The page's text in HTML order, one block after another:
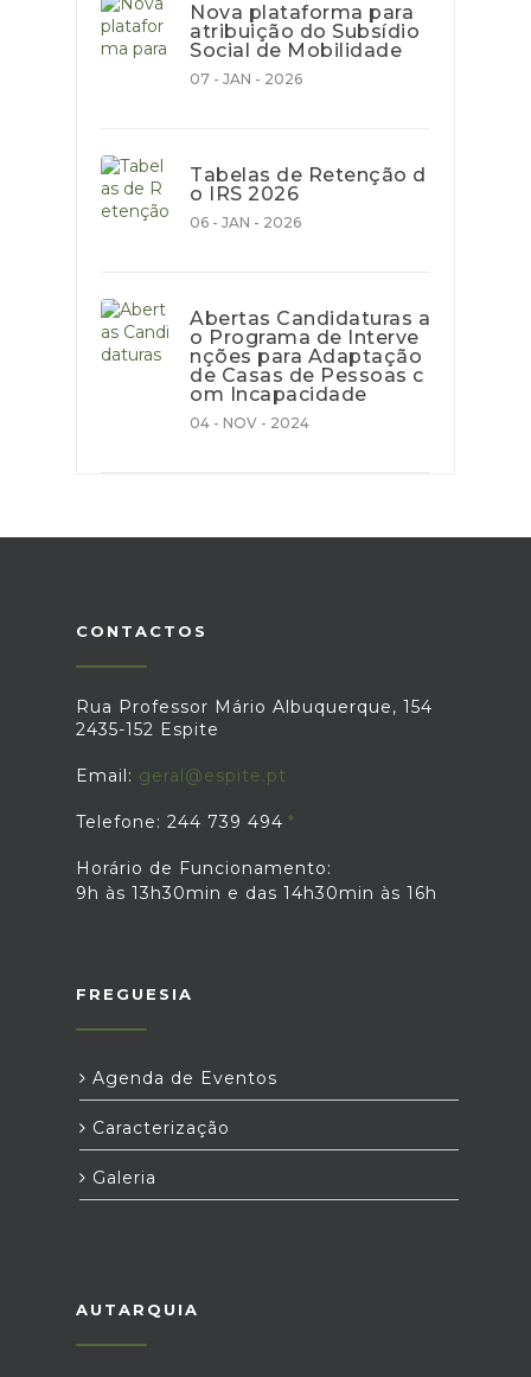
Nova plataforma para
atribuição do Subsídio
Social de Mobilidade
07 - JAN - 2026
Tabelas de Retenção d
o IRS 2026
06 - JAN - 2026
Abertas Candidaturas a
o Programa de Interve
nções para Adaptação
de Casas de Pessoas c
om Incapacidade
04 - NOV - 2024
CONTACTOS
Rua Professor Mário Albuquerque, 154
2435-152 Espite
Email: geral@espite.pt
Telefone: 244 739 494
Horário de Funcionamento:
9h às 13h30min e das 14h30min às 16h
FREGUESIA
Agenda de Eventos
Caracterização
Galeria
AUTARQUIA